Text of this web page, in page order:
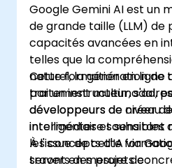
Google Gemini AI est un
de grande taille (LLM)
capacités avancées en
telles que la
naturel, la génération de
traitement multimodal,
développeurs de créer
intelligentes et sensibles
Cette formation en ligne
par un instructeur,
développeurs de niveau
intermédiaire souhaitant
les concepts d'IA via
travers des projets
À l'issue de cette
seront en mesure de :